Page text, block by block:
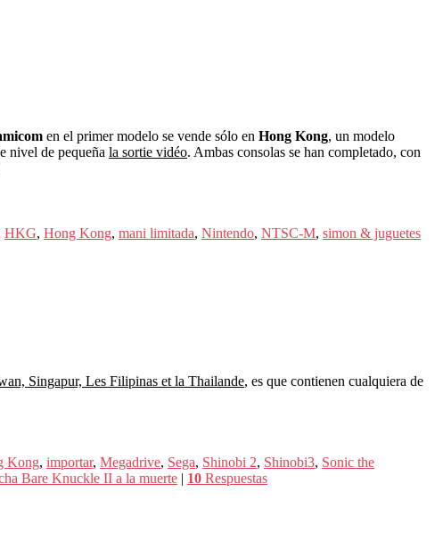
en el primer modelo se vende sólo en Hong Kong, un modelo
nivel de pequeña la sortie vidéo. Ambas consolas se han completado, con
HKG, Hong Kong, mani limitada, Nintendo, NTSC-M, simon & juguetes
Singapur, Les Filipinas et la Thailande, es que contienen cualquiera de
Kong, importar, Megadrive, Sega, Shinobi 2, Shinobi3, Sonic the
Bare Knuckle II a la muerte | 10 Respuestas